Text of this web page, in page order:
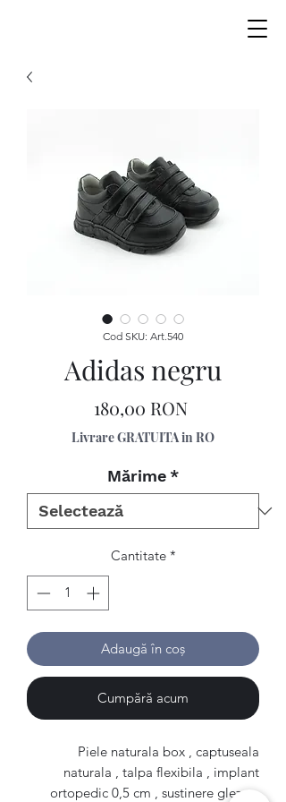
Cod SKU: Art.540
Adidas negru
180,00 RONPreț
Livrare GRATUITA in RO
Mărime *
Cantitate *
Adaugă în coș
Cumpără acum
Piele naturala box , captuseala
naturala , talpa flexibila , implant
ortopedic 0,5 cm , sustinere glezna.